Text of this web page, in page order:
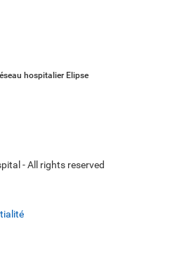
hospitalier Elipse
- All rights reserved